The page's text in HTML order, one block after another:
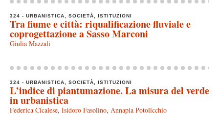
324 - URBANISTICA, SOCIETÀ, ISTITUZIONI
Tra fiume e città: riqualificazione fluviale e
coprogettazione a Sasso Marconi
Giulia Mazzali
324 - URBANISTICA, SOCIETÀ, ISTITUZIONI
L’indice di piantumazione. La misura del verde
in urbanistica
Federica Cicalese, Isidoro Fasolino, Annapia Potolicchio